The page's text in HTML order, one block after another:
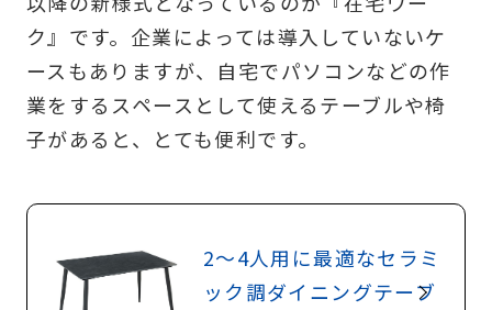
ク』です。企業によっては導入していないケ
ースもありますが、自宅でパソコンなどの作
業をするスペースとして使えるテーブルや椅
子があると、とても便利です。
2～4人用に最適なセラミ
ック調ダイニングテーブ